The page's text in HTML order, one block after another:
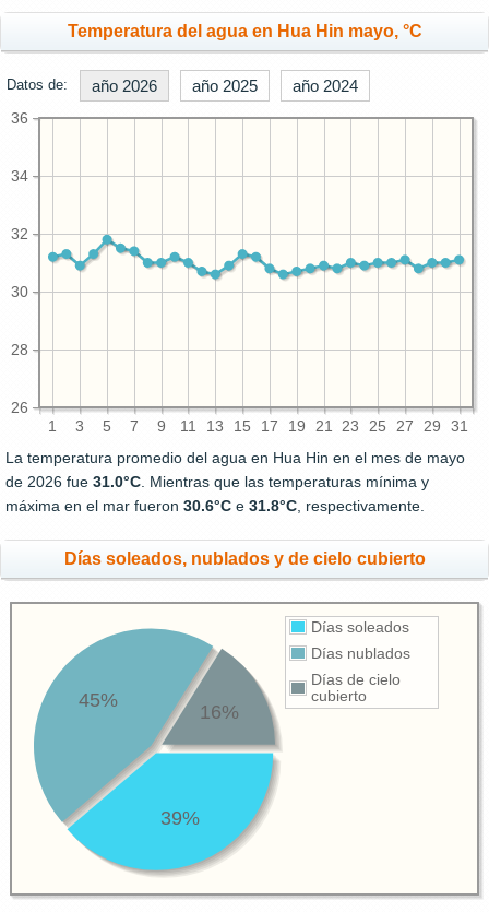
Temperatura del agua en Hua Hin mayo, °C
Datos de: año 2026 año 2025 año 2024
1 3 5 7 9 11 13 15 17 19 21 23 25 27 29 31
26
28
30
32
34
36
La temperatura promedio del agua en Hua Hin en el mes de mayo
de 2026 fue 31.0°C. Mientras que las temperaturas mínima y
máxima en el mar fueron 30.6°C e 31.8°C, respectivamente.
Días soleados, nublados y de cielo cubierto
Días soleados
Días nublados
Días de cielo
cubierto
39%
45%
16%